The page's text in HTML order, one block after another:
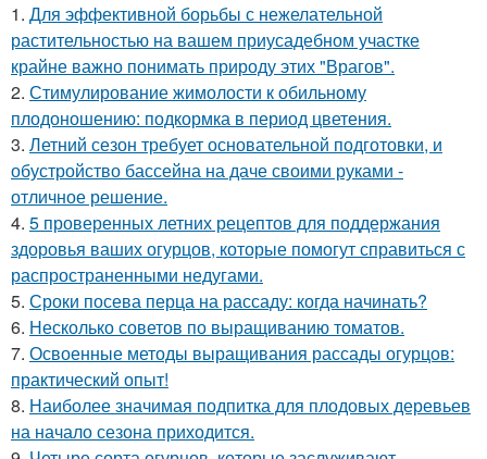
1. Для эффективной борьбы с нежелательной
растительностью на вашем приусадебном участке
крайне важно понимать природу этих "Врагов".
2. Стимулирование жимолости к обильному
плодоношению: подкормка в период цветения.
3. Летний сезон требует основательной подготовки, и
обустройство бассейна на даче своими руками -
отличное решение.
4. 5 проверенных летних рецептов для поддержания
здоровья ваших огурцов, которые помогут справиться с
распространенными недугами.
5. Сроки посева перца на рассаду: когда начинать?
6. Несколько советов по выращиванию томатов.
7. Освоенные методы выращивания рассады огурцов:
практический опыт!
8. Наиболее значимая подпитка для плодовых деревьев
на начало сезона приходится.